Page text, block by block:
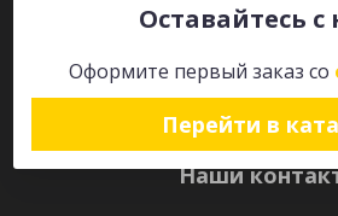
Оставайтесь
Оформите первый заказ со
Перейти в
Наши